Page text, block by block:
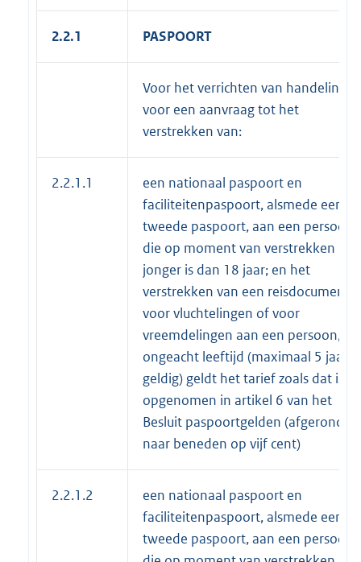
2.2.1 PASPOORT
Voor het verrichten van handelingen
voor een aanvraag tot het
verstrekken van:
2.2.1.1
een nationaal paspoort en
faciliteitenpaspoort, alsmede een
tweede paspoort, aan een persoon
die op moment van verstrekken
jonger is dan 18 jaar; en het
verstrekken van een reisdocument
voor vluchtelingen of voor
vreemdelingen aan een persoon,
ongeacht leeftijd (maximaal 5 jaar
geldig) geldt het tarief zoals dat is
opgenomen in artikel 6 van het
Besluit paspoortgelden (afgerond
naar beneden op vijf cent)
2.2.1.2
een nationaal paspoort en
faciliteitenpaspoort, alsmede een
tweede paspoort, aan een persoon